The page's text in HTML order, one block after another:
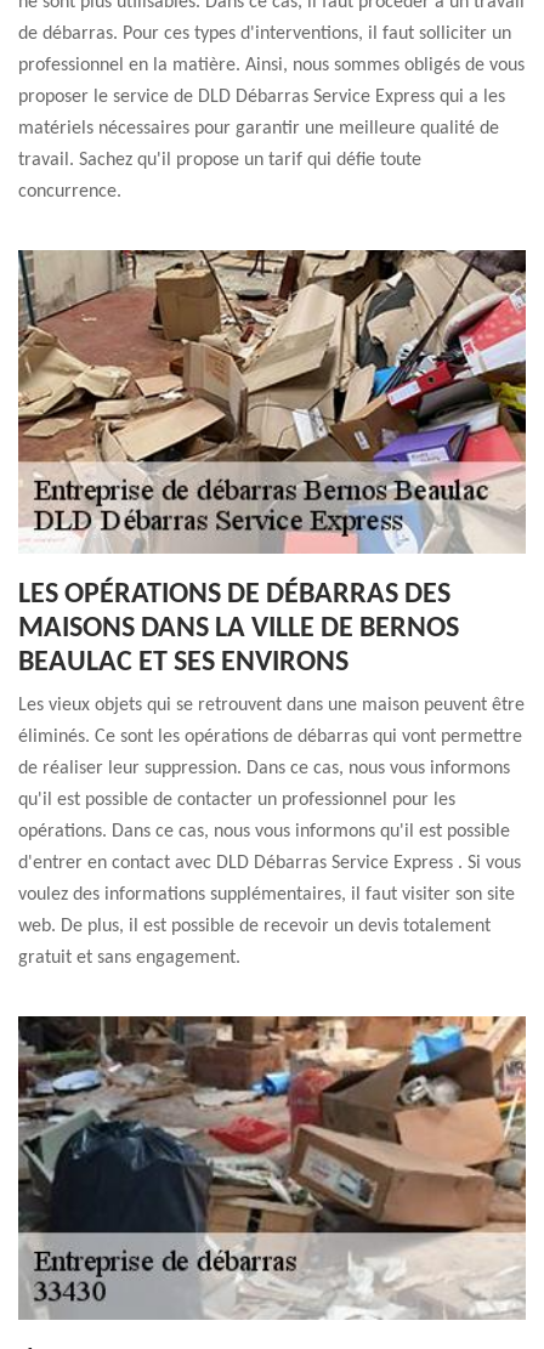
de débarras. Pour ces types d'interventions, il faut solliciter un
professionnel en la matière. Ainsi, nous sommes obligés de vous
proposer le service de DLD Débarras Service Express qui a les
matériels nécessaires pour garantir une meilleure qualité de
travail. Sachez qu'il propose un tarif qui défie toute
concurrence.
LES OPÉRATIONS DE DÉBARRAS DES
MAISONS DANS LA VILLE DE BERNOS
BEAULAC ET SES ENVIRONS
Les vieux objets qui se retrouvent dans une maison peuvent être
éliminés. Ce sont les opérations de débarras qui vont permettre
de réaliser leur suppression. Dans ce cas, nous vous informons
qu'il est possible de contacter un professionnel pour les
opérations. Dans ce cas, nous vous informons qu'il est possible
d'entrer en contact avec DLD Débarras Service Express . Si vous
voulez des informations supplémentaires, il faut visiter son site
web. De plus, il est possible de recevoir un devis totalement
gratuit et sans engagement.